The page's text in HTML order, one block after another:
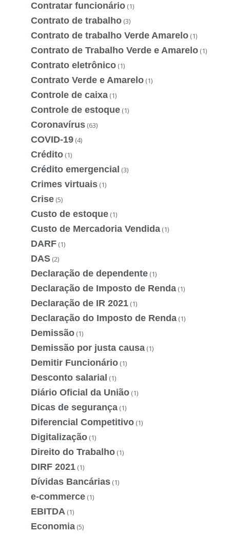
Contratar funcionário (1)
Contrato de trabalho (3)
Contrato de trabalho Verde Amarelo (1)
Contrato de Trabalho Verde e Amarelo (1)
Contrato eletrônico (1)
Contrato Verde e Amarelo (1)
Controle de caixa (1)
Controle de estoque (1)
Coronavírus (63)
COVID-19 (4)
Crédito (1)
Crédito emergencial (3)
Crimes virtuais (1)
Crise (5)
Custo de estoque (1)
Custo de Mercadoria Vendida (1)
DARF (1)
DAS (2)
Declaração de dependente (1)
Declaração de Imposto de Renda (1)
Declaração de IR 2021 (1)
Declaração do Imposto de Renda (1)
Demissão (1)
Demissão por justa causa (1)
Demitir Funcionário (1)
Desconto salarial (1)
Diário Oficial da União (1)
Dicas de segurança (1)
Diferencial Competitivo (1)
Digitalização (1)
Direito do Trabalho (1)
DIRF 2021 (1)
Dívidas Bancárias (1)
e-commerce (1)
EBITDA (1)
Economia (5)